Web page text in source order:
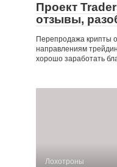
Проект
отзывы,
Перепродажа крипты
направлениям
хорошо заработать
Лохотроны